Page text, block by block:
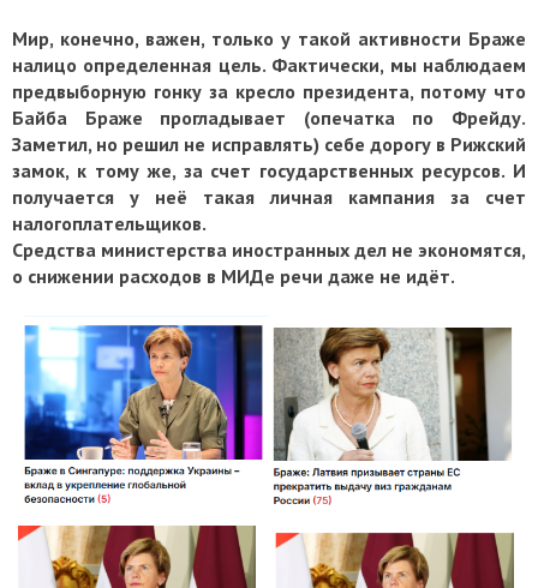
Мир, конечно, важен, только у такой активности Браже
налицо определенная цель. Фактически, мы наблюдаем
предвыборную гонку за кресло президента, потому что
Байба Браже прогладывает (опечатка по Фрейду.
Заметил, но решил не исправлять) себе дорогу в Рижский
замок, к тому же, за счет государственных ресурсов. И
получается у неё такая личная кампания за счет
налогоплательщиков.
Средства министерства иностранных дел не экономятся,
о снижении расходов в МИДе речи даже не идёт.